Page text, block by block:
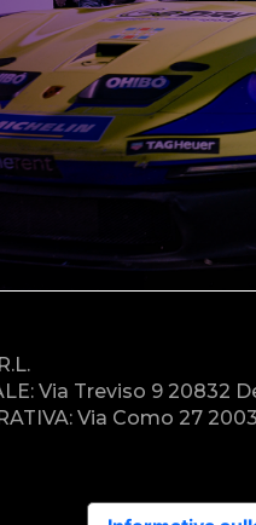
Via Treviso 9 20832
Via Como 27